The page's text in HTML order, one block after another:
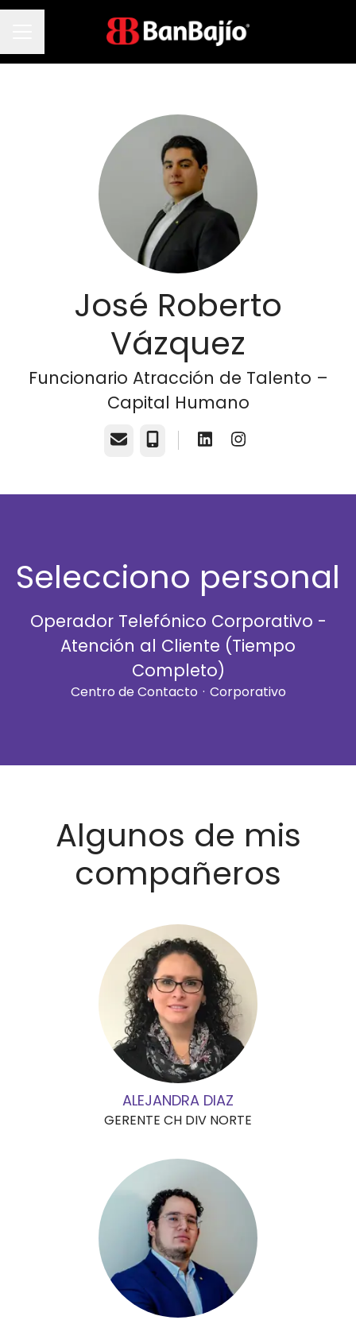
Menú de empleo
José Roberto
Vázquez
Funcionario Atracción de Talento –
Capital Humano
Correo electrónico
Teléfono
Selecciono personal
Operador Telefónico Corporativo -
Atención al Cliente (Tiempo
Completo)
Centro de Contacto · Corporativo
Algunos de mis
compañeros
ALEJANDRA DIAZ
GERENTE CH DIV NORTE